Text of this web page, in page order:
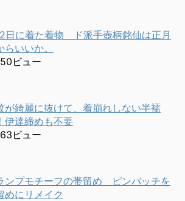
日に着た着物 ド派手壺柄銘仙は正月
らいいか。
ビュー
が綺麗に抜けて、着崩れしない半襦
伊達締めも不要
ビュー
ンプモチーフの帯留め ピンバッチを
めにリメイク